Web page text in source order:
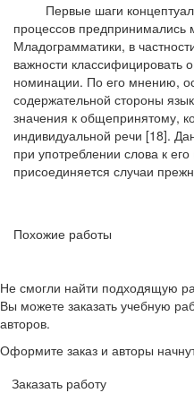
Первые шаги
процессов предпринимались
Младограмматики, в
важности классифицировать
номинации. По его мнению,
содержательной стороны
значения к общепринятому,
индивидуальной речи [18].
при употреблении слова к
присоединяется случаи
Похожие работы
Не смогли найти подходящую
Вы можете заказать учебную
авторов.
Оформите заказ и авторы
Заказать работу